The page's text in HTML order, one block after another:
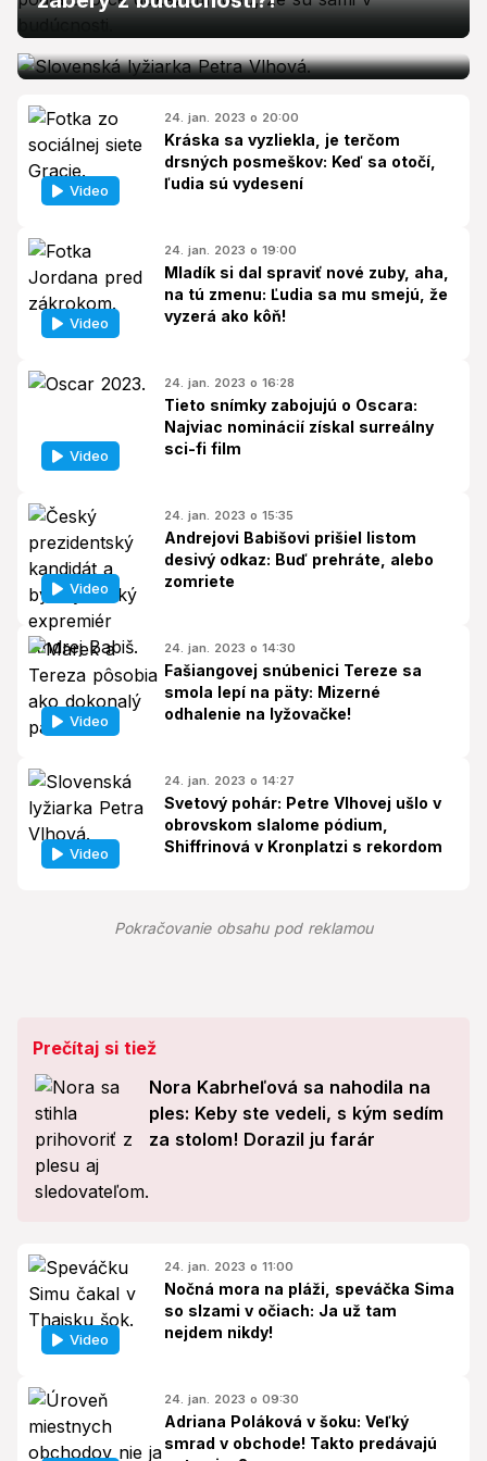
obrovský slalom v Kronplatzi ovládla
Shiffrinová
Video
24. jan. 2023 o 20:00
Kráska sa vyzliekla, je terčom
drsných posmeškov: Keď sa otočí,
ľudia sú vydesení
Video
24. jan. 2023 o 19:00
Mladík si dal spraviť nové zuby, aha,
na tú zmenu: Ľudia sa mu smejú, že
vyzerá ako kôň!
Video
24. jan. 2023 o 16:28
Tieto snímky zabojujú o Oscara:
Najviac nominácií získal surreálny
sci-fi film
Video
24. jan. 2023 o 15:35
Andrejovi Babišovi prišiel listom
desivý odkaz: Buď prehráte, alebo
zomriete
Video
24. jan. 2023 o 14:30
Fašiangovej snúbenici Tereze sa
smola lepí na päty: Mizerné
odhalenie na lyžovačke!
Video
24. jan. 2023 o 14:27
Svetový pohár: Petre Vlhovej ušlo v
obrovskom slalome pódium,
Shiffrinová v Kronplatzi s rekordom
Pokračovanie obsahu pod reklamou
Prečítaj si tiež
Nora Kabrheľová sa nahodila na
ples: Keby ste vedeli, s kým sedím
za stolom! Dorazil ju farár
Video
24. jan. 2023 o 11:00
Nočná mora na pláži, speváčka Sima
so slzami v očiach: Ja už tam
nejdem nikdy!
24. jan. 2023 o 09:30
Adriana Poláková v šoku: Veľký
smrad v obchode! Takto predávajú